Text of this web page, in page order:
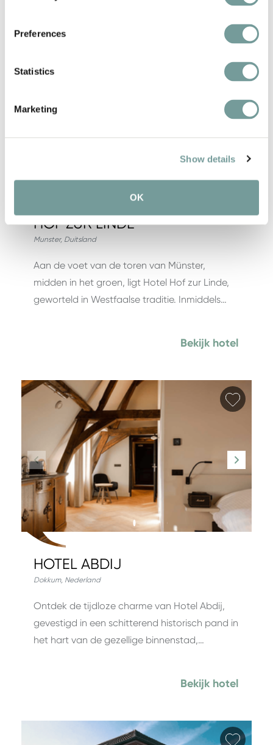
Preferences
Statistics
Marketing
Show details
OK
HOF ZUR LINDE
Munster, Duitsland
Aan de voet van de toren van Münster,
midden in het groen, ligt Hotel Hof zur Linde,
geworteld in Westfaalse traditie. Inmiddels…
Bekijk hotel
HOTEL ABDIJ
Dokkum, Nederland
Ontdek de tijdloze charme van Hotel Abdij,
gevestigd in een schitterend historisch pand in
het hart van de gezellige binnenstad,…
Bekijk hotel